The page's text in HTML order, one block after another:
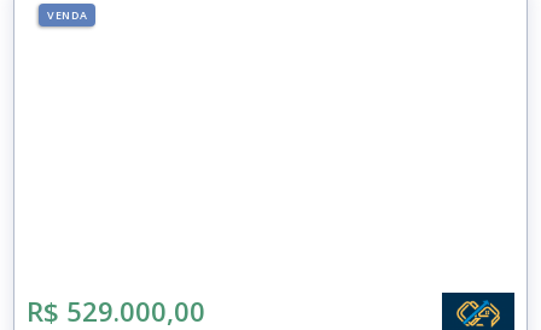
VENDA
R$ 529.000,00